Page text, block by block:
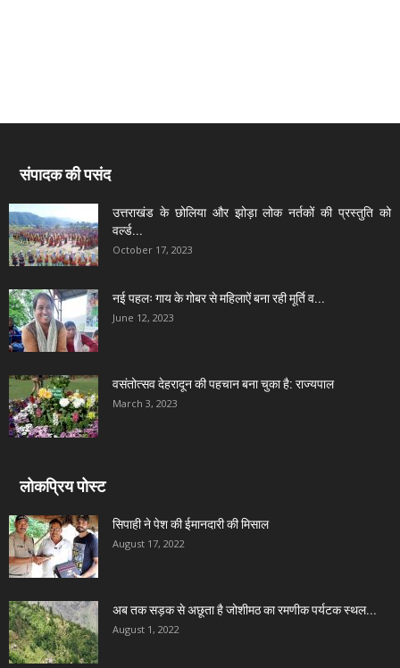
संपादक की पसंद
उत्तराखंड के छोलिया और झोड़ा लोक नर्तकों की प्रस्तुति को
वर्ल्ड...
October 17, 2023
नई पहलः गाय के गोबर से महिलाऐं बना रही मूर्ति व...
June 12, 2023
वसंतोत्सव देहरादून की पहचान बना चुका है: राज्यपाल
March 3, 2023
लोकप्रिय पोस्ट
सिपाही ने पेश की ईमानदारी की मिसाल
August 17, 2022
अब तक सड़क से अछूता है जोशीमठ का रमणीक पर्यटक स्थल...
August 1, 2022